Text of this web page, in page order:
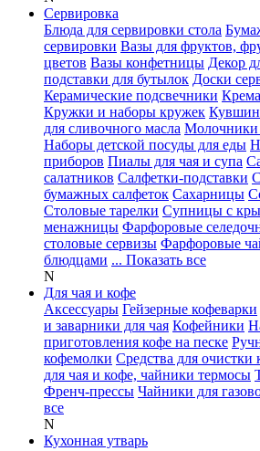
Сервировка
Блюда для сервировки стола
сервировки Вазы для фруктов,
цветов Вазы конфетницы Декор
подставки для бутылок Доски
Керамические подсвечники
Кружки и наборы кружек
для сливочного масла Молочники
Наборы детской посуды для еды
приборов Пиалы для чая и супа
салатников Салфетки-подставки
бумажных салфеток Сахарницы
Столовые тарелки Супницы с
менажницы Фарфоровые
столовые сервизы Фарфоровые
блюдцами ... Показать все
N
Для чая и кофе
Аксессуары Гейзерные кофеварки
и заварники для чая Кофейники
приготовления кофе на песке
кофемолки Средства для
для чая и кофе, чайники термосы
Френч-прессы Чайники для
все
N
Кухонная утварь